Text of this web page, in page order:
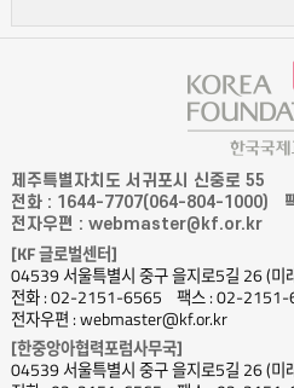
제주특별자치도 서귀포시 신중로 55
전화 : 1644-7707(064-804-1000)
전자우편 : webmaster@kf.or.kr
[KF 글로벌센터]
04539 서울특별시 중구 을지로5길 26 (미
전화 : 02-2151-6565
팩스 : 02-
전자우편 : webmaster@kf.or.kr
[한중앙아협력포럼사무국]
04539 서울특별시 중구 을지로5길 26 (미